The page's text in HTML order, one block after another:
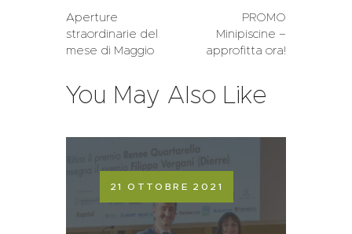
Aperture
straordinarie del
mese di Maggio
PROMO
Minipiscine –
approfitta ora!
You May Also Like
21 OTTOBRE 2021